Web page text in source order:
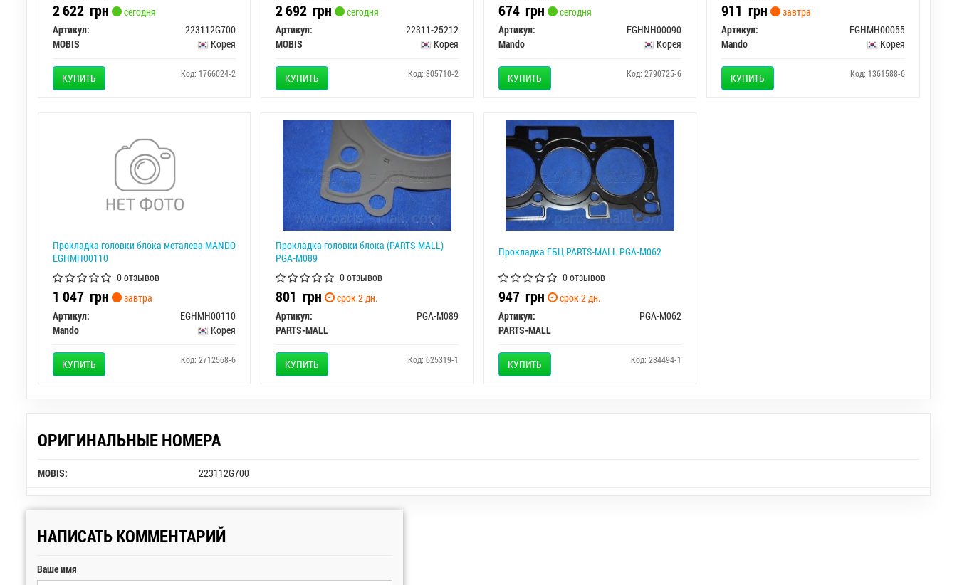
2 622 грн
сегодня
Артикул:
223112G700
MOBIS
Корея
КУПИТЬ Код: 1766024-2
2 692 грн
сегодня
Артикул:
22311-25212
MOBIS
Корея
КУПИТЬ Код: 305710-2
674 грн
сегодня
Артикул:
EGHNH00090
Mando
Корея
КУПИТЬ Код: 2790725-6
911грн
завтра
Артикул:
EGHMH00055
Mando
Корея
КУПИТЬ Код: 1361588-6
Прокладка головки блока металева MANDO
EGHMH00110
0 отзывов
1 047 грн
завтра
Артикул:
EGHMH00110
Mando
Корея
КУПИТЬ Код: 2712568-6
Прокладка головки блока (PARTS-MALL)
PGA-M089
0 отзывов
801 грн
срок 2 дн.
Артикул:
PGA-M089
PARTS-MALL
КУПИТЬ Код: 625319-1
Прокладка ГБЦ PARTS-MALL PGA-M062
0 отзывов
947 грн
срок 2 дн.
Артикул:
PGA-M062
PARTS-MALL
КУПИТЬ Код: 284494-1
ОРИГИНАЛЬНЫЕ НОМЕРА
MOBIS: 223112G700
НАПИСАТЬ КОММЕНТАРИЙ
Ваше имя